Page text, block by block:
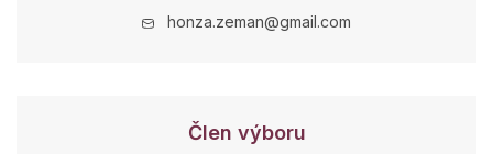
honza.zeman@gmail.com
Člen výboru